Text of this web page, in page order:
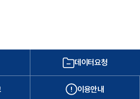
데이터요청
이용안내